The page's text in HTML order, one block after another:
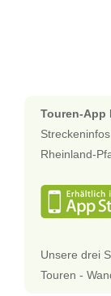
Touren-App
Rheinland-
Unsere drei
Touren -